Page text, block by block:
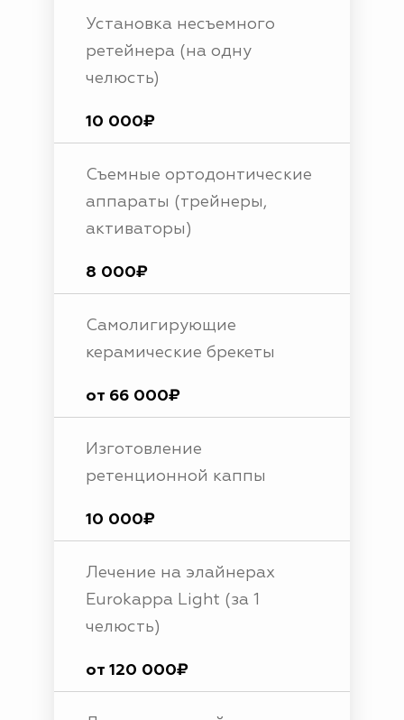
Установка несъемного
ретейнера (на одну
челюсть)
10 000₽
Съемные ортодонтические
аппараты (трейнеры,
активаторы)
8 000₽
Cамолигирующие
керамические брекеты
от 66 000₽
Изготовление
ретенционной каппы
10 000₽
Лечение на элайнерах
Eurokappa Light (за 1
челюсть)
от 120 000₽